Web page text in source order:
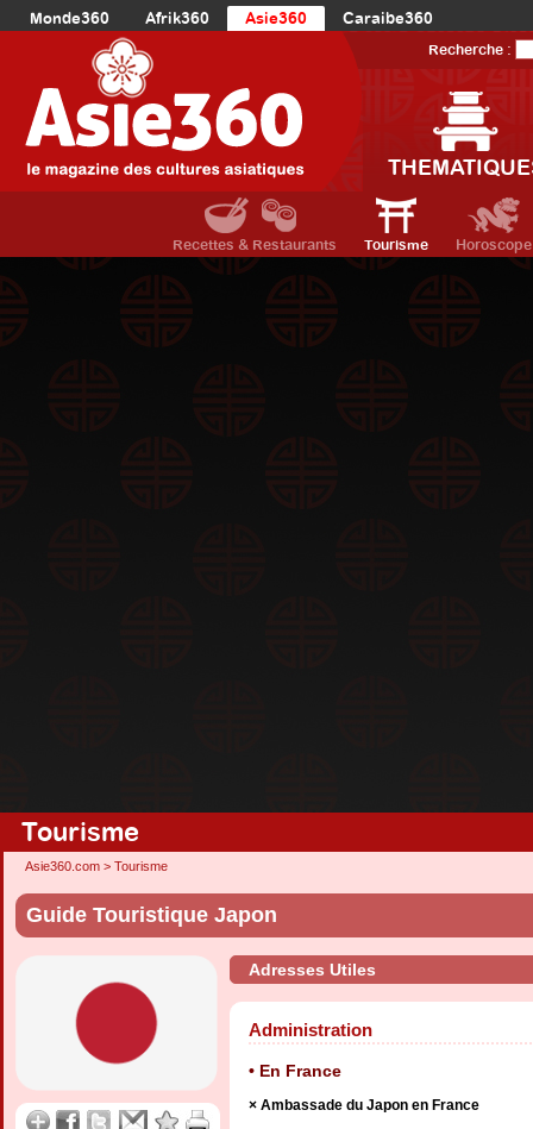
Monde360 Afrik360 Asie360
Caraibe360
Europe360
AmériqueDuNord360
Océanie360
Recherche :
Recettes & Restaurants Tourisme Horoscope
Tourisme
Asie360.com > Tourisme
Guide Touristique Japon
Adresses Utiles
Administration
En France
Ambassade du Japon en France